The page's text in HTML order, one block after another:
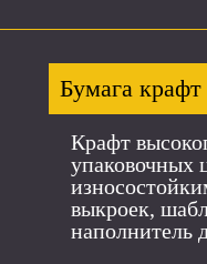
Бумага
Крафт
упаковочных
выкроек,
наполнитель